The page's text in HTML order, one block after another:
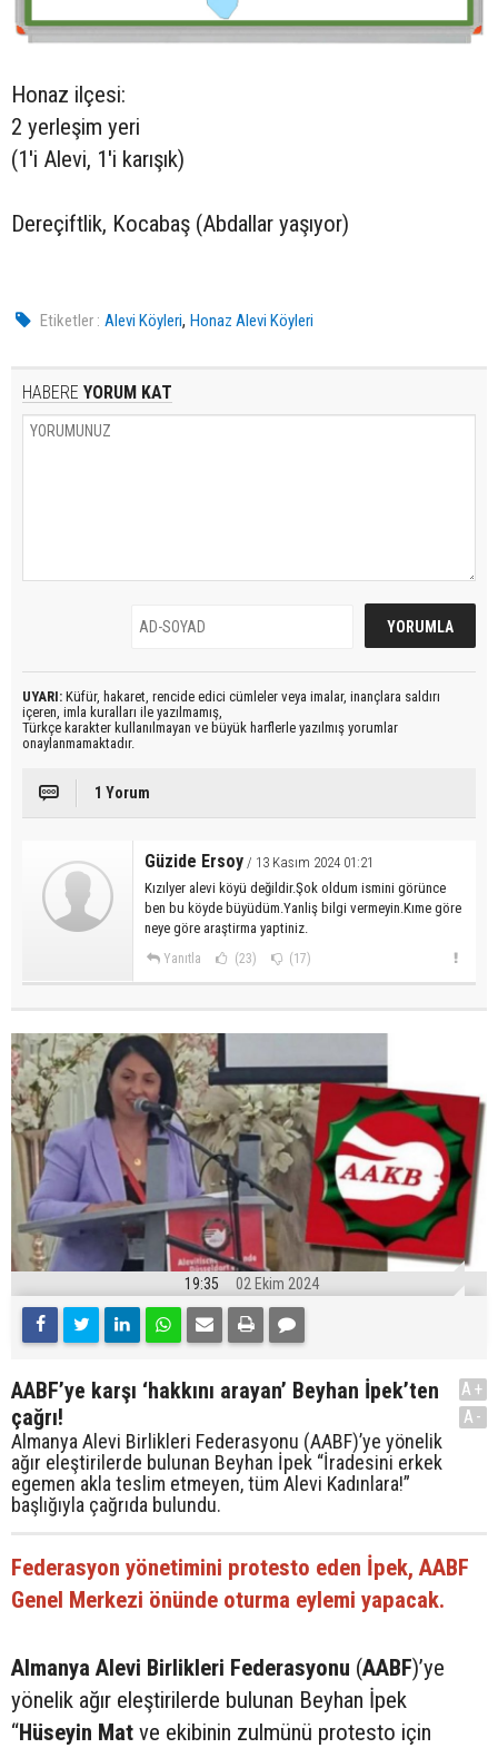
Honaz ilçesi:
2 yerleşim yeri
(1'i Alevi, 1'i karışık)
Dereçiftlik, Kocabaş (Abdallar yaşıyor)
Etiketler : Alevi Köyleri,Honaz Alevi Köyleri
HABERE YORUM KAT
UYARI: Küfür, hakaret, rencide edici cümleler veya imalar, inançlara saldırı
içeren, imla kuralları ile yazılmamış,
Türkçe karakter kullanılmayan ve büyük harflerle yazılmış yorumlar
onaylanmamaktadır.
1 Yorum
Güzide Ersoy / 13 Kasım 2024 01:21
Kızılyer alevi köyü değildir.Şok oldum ismini görünce
ben bu köyde büyüdüm.Yanliş bilgi vermeyin.Kıme göre
neye göre araştirma yaptiniz.
Yanıtla (23) (17)
19:35 02 Ekim 2024
AABF’ye karşı ‘hakkını arayan’ Beyhan İpek’ten
çağrı!
Almanya Alevi Birlikleri Federasyonu (AABF)’ye yönelik
ağır eleştirilerde bulunan Beyhan İpek “İradesini erkek
egemen akla teslim etmeyen, tüm Alevi Kadınlara!”
başlığıyla çağrıda bulundu.
A+
A-
Federasyon yönetimini protesto eden İpek, AABF
Genel Merkezi önünde oturma eylemi yapacak.
Almanya Alevi Birlikleri Federasyonu (AABF)’ye
yönelik ağır eleştirilerde bulunan Beyhan İpek
“Hüseyin Mat ve ekibinin zulmünü protesto için